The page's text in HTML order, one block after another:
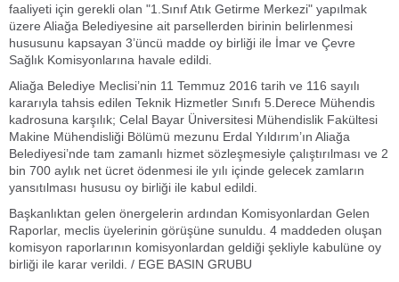
faaliyeti için gerekli olan "1.Sınıf Atık Getirme Merkezi" yapılmak
üzere Aliağa Belediyesine ait parsellerden birinin belirlenmesi
hususunu kapsayan 3’üncü madde oy birliği ile İmar ve Çevre
Sağlık Komisyonlarına havale edildi.
Aliağa Belediye Meclisi’nin 11 Temmuz 2016 tarih ve 116 sayılı
kararıyla tahsis edilen Teknik Hizmetler Sınıfı 5.Derece Mühendis
kadrosuna karşılık; Celal Bayar Üniversitesi Mühendislik Fakültesi
Makine Mühendisliği Bölümü mezunu Erdal Yıldırım’ın Aliağa
Belediyesi’nde tam zamanlı hizmet sözleşmesiyle çalıştırılması ve 2
bin 700 aylık net ücret ödenmesi ile yılı içinde gelecek zamların
yansıtılması hususu oy birliği ile kabul edildi.
Başkanlıktan gelen önergelerin ardından Komisyonlardan Gelen
Raporlar, meclis üyelerinin görüşüne sunuldu. 4 maddeden oluşan
komisyon raporlarının komisyonlardan geldiği şekliyle kabulüne oy
birliği ile karar verildi. / EGE BASIN GRUBU